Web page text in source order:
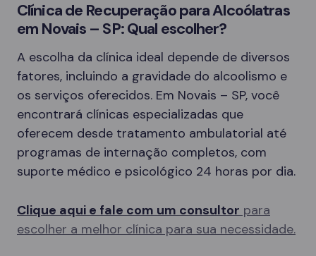
Clínica de Recuperação para Alcoólatras
em Novais – SP: Qual escolher?
A escolha da clínica ideal depende de diversos
fatores, incluindo a gravidade do alcoolismo e
os serviços oferecidos. Em Novais – SP, você
encontrará clínicas especializadas que
oferecem desde tratamento ambulatorial até
programas de internação completos, com
suporte médico e psicológico 24 horas por dia.
Clique aqui e fale com um consultor para
escolher a melhor clínica para sua necessidade.